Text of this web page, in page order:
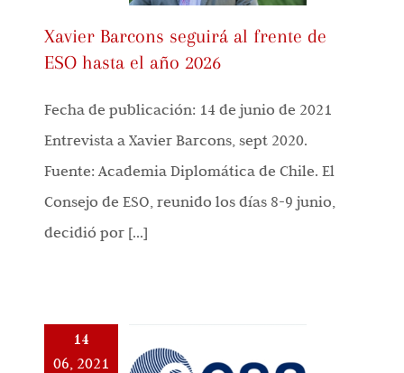
Xavier Barcons seguirá al frente de
ESO hasta el año 2026
Fecha de publicación: 14 de junio de 2021
Entrevista a Xavier Barcons, sept 2020.
Fuente: Academia Diplomática de Chile. El
Consejo de ESO, reunido los días 8-9 junio,
decidió por [...]
14
06, 2021